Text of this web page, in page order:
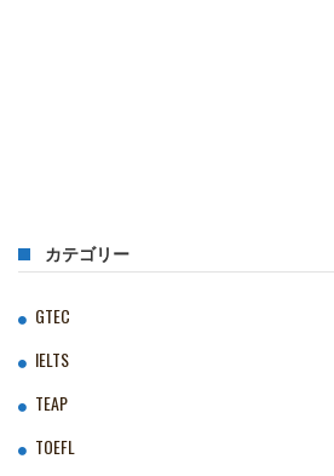
カテゴリー
GTEC
IELTS
TEAP
TOEFL